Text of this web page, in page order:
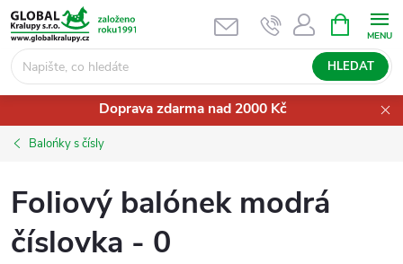
Přejít
na
obsah
HLEDAT
NÁKUPNÍ
KOŠÍK
Doprava zdarma nad 2000 Kč
Balońky s čísly
Foliový balónek modrá
číslovka - 0